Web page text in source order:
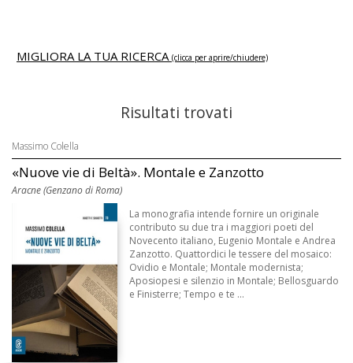
MIGLIORA LA TUA RICERCA (clicca per aprire/chiudere)
Risultati trovati
Massimo Colella
«Nuove vie di Beltà». Montale e Zanzotto
Aracne (Genzano di Roma)
La monografia intende fornire un originale
contributo su due tra i maggiori poeti del
Novecento italiano, Eugenio Montale e Andrea
Zanzotto. Quattordici le tessere del mosaico:
Ovidio e Montale; Montale modernista;
Aposiopesi e silenzio in Montale; Bellosguardo
e Finisterre; Tempo e te ...